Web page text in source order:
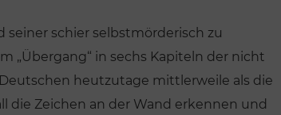
schier selbstmörderisch zu
„Übergang“ in sechs Kapiteln der nicht
heutzutage mittlerweile als die
die Zeichen an der Wand erkennen und